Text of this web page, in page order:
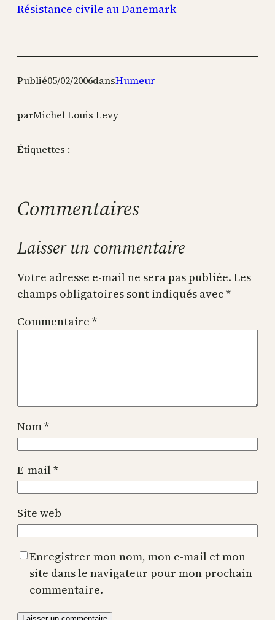
Résistance civile au Danemark
Publié05/02/2006dansHumeur
parMichel Louis Levy
Étiquettes :
Commentaires
Laisser un commentaire
Votre adresse e-mail ne sera pas publiée. Les
champs obligatoires sont indiqués avec*
Commentaire *
Nom*
E-mail*
Site web
Enregistrer mon nom, mon e-mail et mon
site dans le navigateur pour mon prochain
commentaire.